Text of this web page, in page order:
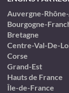
Auvergne-
Bourgogne-
Bretagne
Centre-Val-De-
Corse
Grand-Est
Hauts de France
Île-de-France